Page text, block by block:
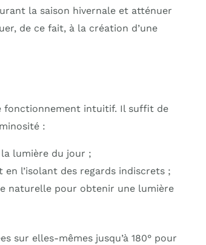
la saison hivernale et atténuer
de ce fait, à la création d’une
fonctionnement intuitif. Il suffit de
:
lumière du jour ;
l’isolant des regards indiscrets ;
naturelle pour obtenir une lumière
sur elles-mêmes jusqu’à 180° pour